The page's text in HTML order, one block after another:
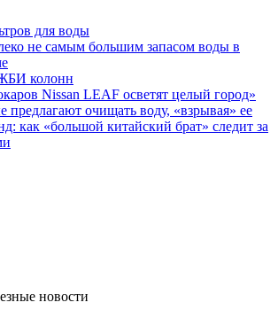
для воды
не самым большим запасом воды в
колонн
Nissan LEAF осветят целый город»
предлагают очищать воду, «взрывая» ее
как «большой китайский брат» следит за
новости